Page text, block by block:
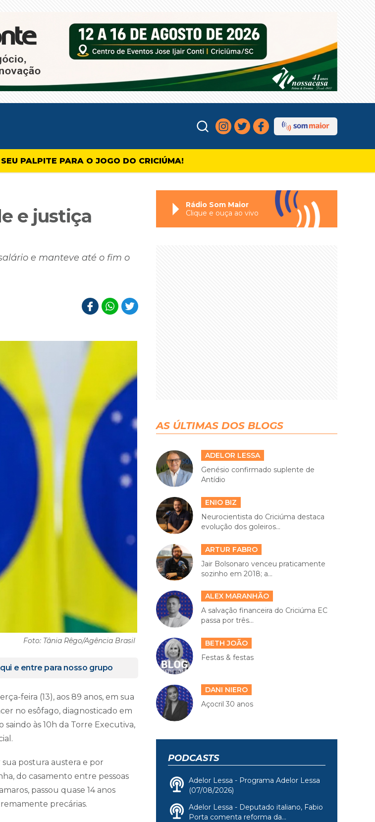
PALPITE PARA O JOGO DO CRICIÚMA!
e justiça
e manteve até o fim o
Foto: Tânia Rêgo/Agência Brasil
e entre para nosso grupo
feira (13), aos 89 anos, em sua
no esôfago, diagnosticado em
às 10h da Torre Executiva,
postura austera e por
do casamento entre pessoas
passou quase 14 anos
precárias.
Rádio Som Maior
Clique e ouça ao vivo
AS ÚLTIMAS DOS BLOGS
ADELOR LESSA
Genésio confirmado suplente de
Antídio
ENIO BIZ
Neurocientista do Criciúma destaca
evolução dos goleiros...
ARTUR FABRO
Jair Bolsonaro venceu praticamente
sozinho em 2018; a...
ALEX MARANHÃO
A salvação financeira do Criciúma EC
passa por três...
BETH JOÃO
Festas & festas
DANI NIERO
Açocril 30 anos
PODCASTS
Adelor Lessa - Programa Adelor Lessa
(07/08/2026)
Adelor Lessa - Deputado italiano, Fabio
Porta comenta reforma da...